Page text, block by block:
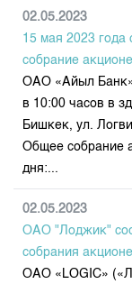
02.05.2023
15 мая 2023 года
собрание
ОАО «Айыл Банк»
в 10:00 часов в
Бишкек, ул.
Общее собрание
дня:...
02.05.2023
ОАО "Лоджик"
собрания
ОАО «LOGIC»